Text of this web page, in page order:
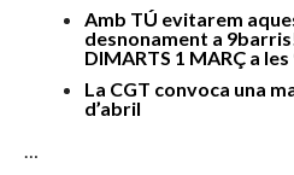
Amb TÚ evitarem
desnonament a
DIMARTS 1 MARÇ a les
La CGT convoca una
d’abril
…